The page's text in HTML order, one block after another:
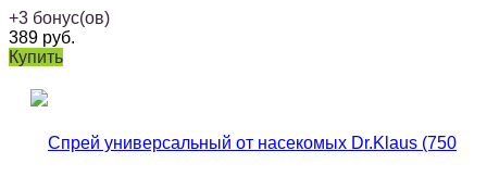
+3 бонус(ов)
389 руб.
Купить